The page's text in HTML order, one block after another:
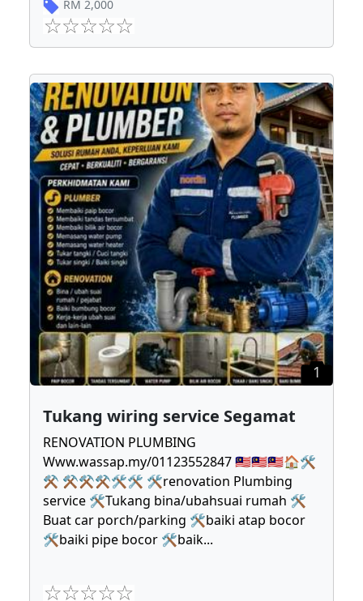
RM 2,000
1
Tukang wiring service Segamat
RENOVATION PLUMBING
Www.wassap.my/01123552847 🇲🇾🇲🇾🇲🇾🏠🛠
⚒ ⚒⚒⚒🛠🛠 🛠renovation Plumbing
service 🛠Tukang bina/ubahsuai rumah 🛠
Buat car porch/parking 🛠baiki atap bocor
🛠baiki pipe bocor 🛠baik...